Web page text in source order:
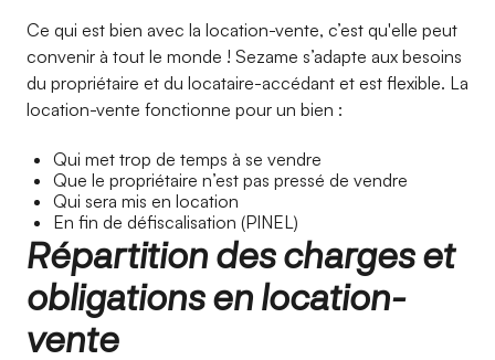
Ce qui est bien avec la location-vente, c’est qu'elle peut
convenir à tout le monde ! Sezame s’adapte aux besoins
du propriétaire et du locataire-accédant et est flexible. La
location-vente fonctionne pour un bien :
Qui met trop de temps à se vendre
Que le propriétaire n’est pas pressé de vendre
Qui sera mis en location
En fin de défiscalisation (PINEL)
Répartition des charges et
obligations en location-
vente